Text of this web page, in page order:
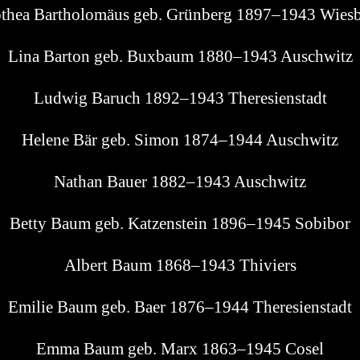
Bar­tho­lo­mä­us geb. Grün­berg 1897–1943
Lina Bar­ton geb. Bux­baum 1880–1943 Auschwitz
Lud­wig Baruch 1892–1943 Theresienstadt
Hele­ne Bär geb. Simon 1874–1944 Auschwitz
Nathan Bau­er 1882–1943 Auschwitz
Bet­ty Baum geb. Kat­zen­stein 1896–1945 Sobibor
Albert Baum 1868–1943 Thiviers
Emi­lie Baum geb. Baer 1876–1944 Theresienstadt
Emma Baum geb. Marx 1863–1945 Cosel